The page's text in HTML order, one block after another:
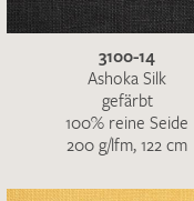
3100-14
Ashoka Silk
gefärbt
100% reine Seide
200 g/lfm, 122 cm